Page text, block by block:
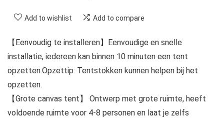
Add to wishlist Add to compare
【Eenvoudig te installeren】Eenvoudige en snelle
installatie, iedereen kan binnen 10 minuten een tent
opzetten.Opzettip: Tentstokken kunnen helpen bij het
opzetten.
【Grote canvas tent】 Ontwerp met grote ruimte, heeft
voldoende ruimte voor 4-8 personen en laat je zelfs